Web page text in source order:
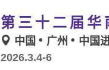
第三十二届华
中国 广州
中国
2026.3.4-6